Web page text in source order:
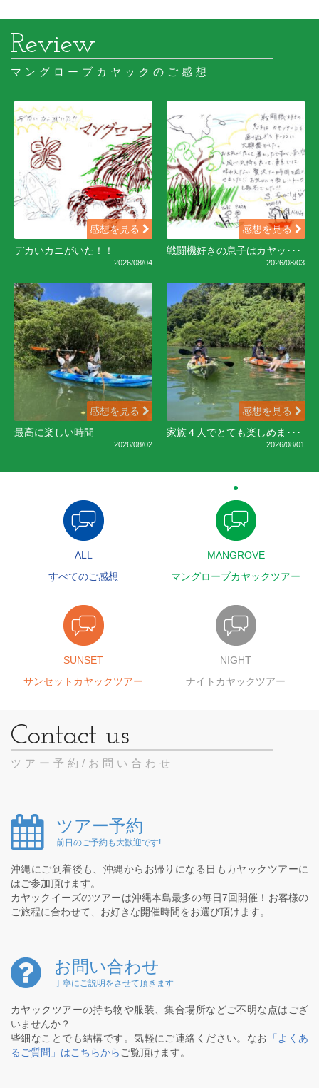
マングローブカヤックのご感想
感想を見る
デカいカニがいた！！
2026/08/04
感想を見る
戦闘機好きの息子はカヤッ･･･
2026/08/03
感想を見る
最高に楽しい時間
2026/08/02
感想を見る
家族４人でとても楽しめま･･･
2026/08/01
ALL
すべてのご感想
MANGROVE
マングローブカヤックツアー
SUNSET
サンセットカヤックツアー
NIGHT
ナイトカヤックツアー
ツアー予約/お問い合わせ
ツアー予約
前日のご予約も大歓迎です!
沖縄にご到着後も、沖縄からお帰りになる日もカヤックツアーに
はご参加頂けます。
カヤックイーズのツアーは沖縄本島最多の毎日7回開催！お客様の
ご旅程に合わせて、お好きな開催時間をお選び頂けます。
お問い合わせ
丁寧にご説明をさせて頂きます
カヤックツアーの持ち物や服装、集合場所などご不明な点はござ
いませんか？
些細なことでも結構です。気軽にご連絡ください。なお
「よくあ
るご質問」はこちらから ご覧頂けます。